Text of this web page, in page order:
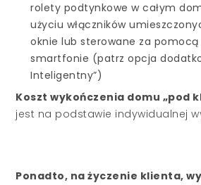
rolety podtynkowe w całym
użyciu włączników
oknie lub sterowane za
smartfonie (patrz opcja
Inteligentny”)
Koszt wykończenia domu „pod
jest na podstawie indywidualnej
Ponadto, na życzenie klienta,